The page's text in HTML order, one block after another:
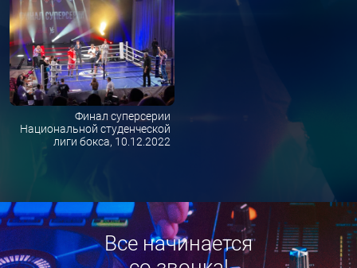
Финал суперсерии
Национальной студенческой
лиги бокса, 10.12.2022
Все начинается